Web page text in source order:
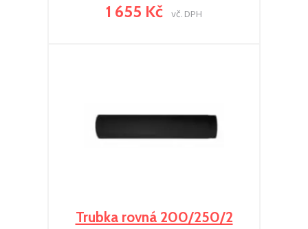
1 655 Kč vč. DPH
Trubka rovná 200/250/2